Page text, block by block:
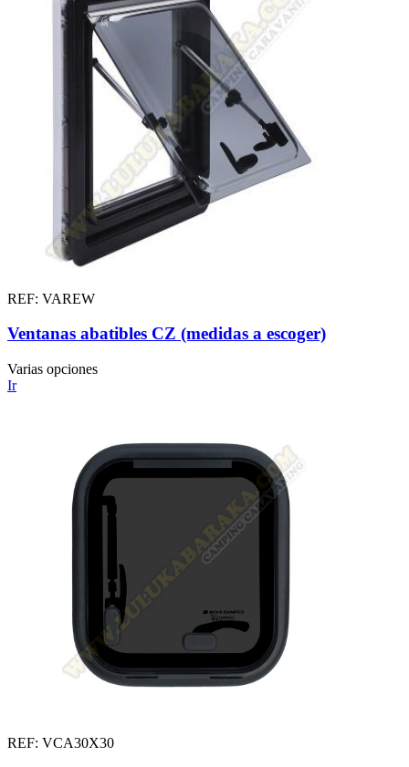
REF: VAREW
Ventanas abatibles CZ (medidas a escoger)
Varias opciones
Ir
REF: VCA30X30